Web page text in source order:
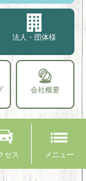
法人・団体様
会社概要
セス メニュー